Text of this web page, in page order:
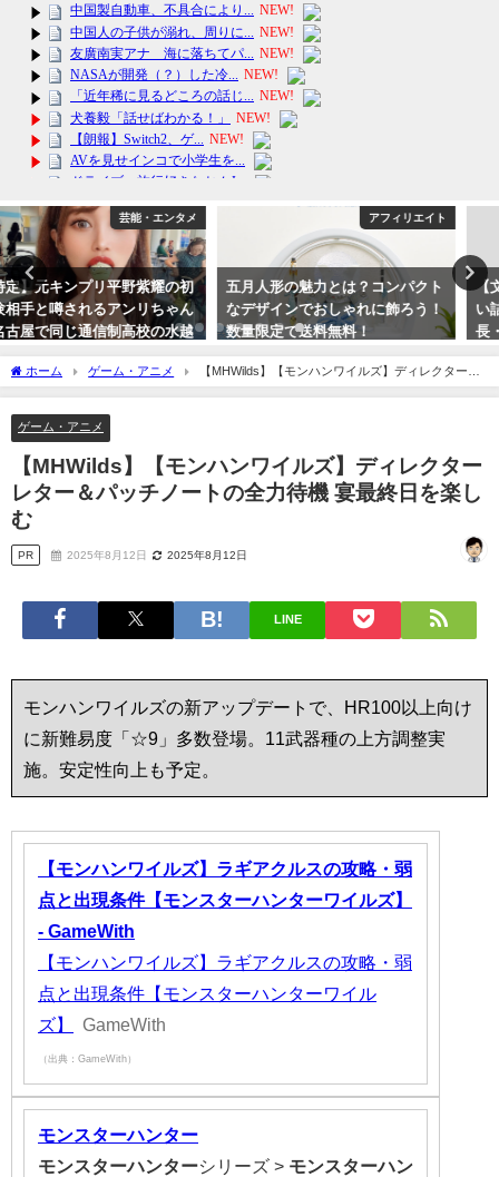
アフィリエイト
五月人形の魅力とは？コンパクト
なデザインでおしゃれに飾ろう！
数量限定で送料無料！
芸能・エンタメ
【文春砲】有愛きいを精神的に追
い詰めた上級生4人って誰？組
長・番長の姪・男のトップ、悪魔
は違うの？
ホーム ゲーム・アニメ
【MHWilds】【モンハンワイルズ】ディレクターレ
ター＆パッチノートの全力待機 宴最終日を楽しむ
ゲーム・アニメ
【MHWilds】【モンハンワイルズ】ディレクター
レター＆パッチノートの全力待機 宴最終日を楽し
む
PR 2025年8月12日 2025年8月12日
LINE
モンハンワイルズの新アップデートで、HR100以上向け
に新難易度「☆9」多数登場。11武器種の上方調整実
施。安定性向上も予定。
【モンハンワイルズ】ラギアクルスの攻略・弱
点と出現条件【モンスターハンターワイルズ】
- GameWith
【モンハンワイルズ】ラギアクルスの攻略・弱
点と出現条件【モンスターハンターワイル
ズ】
GameWith
（出典：GameWith）
モンスターハンター
モンスターハンターシリーズ > モンスターハン